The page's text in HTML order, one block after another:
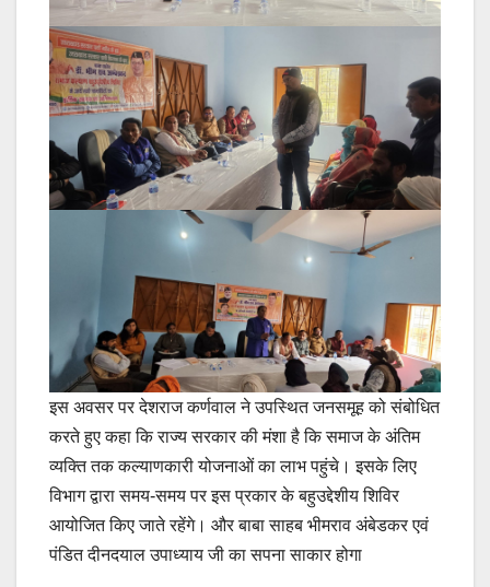
इस अवसर पर देशराज कर्णवाल ने उपस्थित जनसमूह को संबोधित
करते हुए कहा कि राज्य सरकार की मंशा है कि समाज के अंतिम
व्यक्ति तक कल्याणकारी योजनाओं का लाभ पहुंचे। इसके लिए
विभाग द्वारा समय-समय पर इस प्रकार के बहुउद्देशीय शिविर
आयोजित किए जाते रहेंगे। और बाबा साहब भीमराव अंबेडकर एवं
पंडित दीनदयाल उपाध्याय जी का सपना साकार होगा